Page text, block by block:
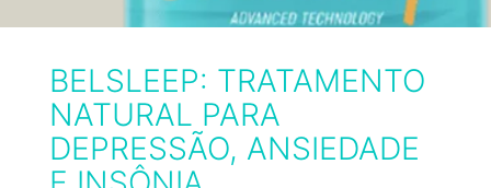
BELSLEEP: TRATAMENTO
NATURAL PARA
DEPRESSÃO, ANSIEDADE